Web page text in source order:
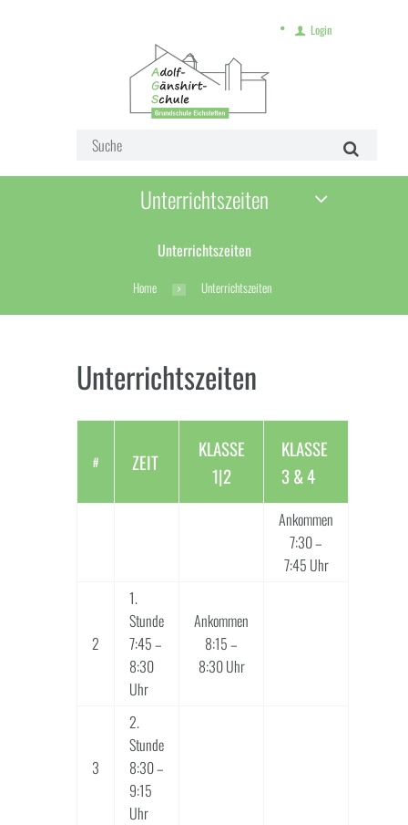
Login
Unterrichtszeiten
Unterrichtszeiten
Home Unterrichtszeiten
Unterrichtszeiten
# ZEIT
KLASSE
1|2
KLASSE
3 & 4
Ankommen
7:30 –
7:45 Uhr
2
1.
Stunde
7:45 –
8:30
Uhr
Ankommen
8:15 –
8:30 Uhr
3
2.
Stunde
8:30 –
9:15
Uhr